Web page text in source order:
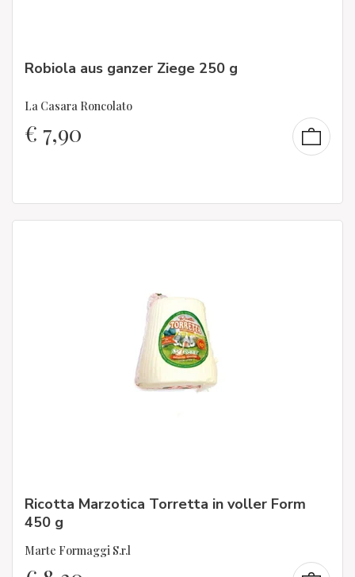
Robiola aus ganzer Ziege 250 g
La Casara Roncolato
€ 7,90
Ricotta Marzotica Torretta in voller Form
450 g
Marte Formaggi S.r.l